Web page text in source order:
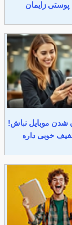
پوستی زایمان
شدن موبایل نباش!
خوبی داره